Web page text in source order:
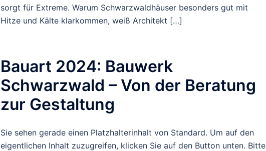
sorgt für Extreme. Warum Schwarzwaldhäuser besonders gut mit
Hitze und Kälte klarkommen, weiß Architekt […]
Bauart 2024: Bauwerk
Schwarzwald – Von der Beratung
zur Gestaltung
Sie sehen gerade einen Platzhalterinhalt von Standard. Um auf den
eigentlichen Inhalt zuzugreifen, klicken Sie auf den Button unten. Bitte